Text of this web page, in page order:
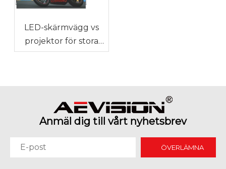
LED-skärmvägg vs
projektor för stora
mötesutrymmen
Anmäl dig till vårt nyhetsbrev
ÖVERLÄMNA